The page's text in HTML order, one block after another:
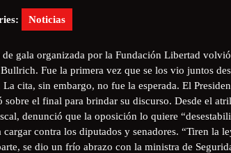
Noticias
de gala organizada por la Fundación Libertad
Fue la primera vez que se los vio juntos
La cita, sin embargo, no fue la esperada. El
sobre el final para brindar su discurso. Desde el
denunció que la oposición lo quiere
contra los diputados y senadores. “Tiren la
se dio un frío abrazo con la ministra de